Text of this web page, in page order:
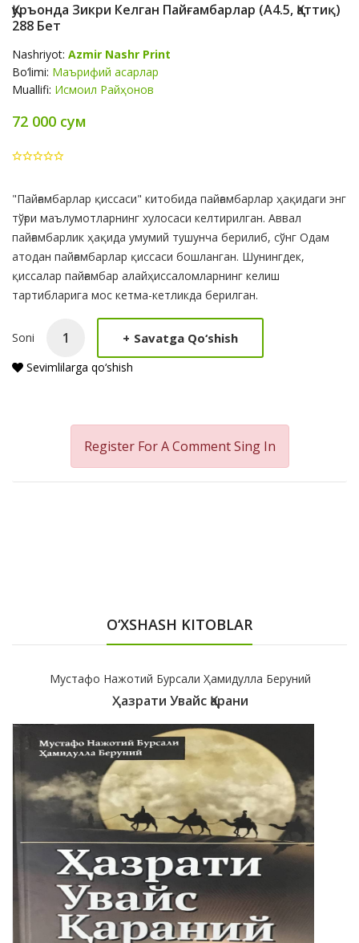
Қуръонда Зикри Келган Пайғамбарлар (А4.5, Қаттиқ)
288 Бет
Nashriyot: Azmir Nashr Print
Bo‘limi: Маърифий асарлар
Muallifi: Исмоил Райҳонов
72 000 сум
Product
Summery
"Пайғамбарлар қиссаси" китобида пайғамбарлар ҳақидаги энг
тўғри маълумотларнинг хулосаси келтирилган. Аввал
пайғамбарлик ҳақида умумий тушунча берилиб, сўнг Одам
атодан пайғамбарлар қиссаси бошланган. Шунингдек,
қиссалар пайғамбар алайҳиссаломларнинг келиш
тартибларига мос кетма-кетликда берилган.
Soni + Savatga Qo‘shish
Sevimlilarga qo‘shish
Register For A CommentSing In
O‘XSHASH KITOBLAR
Мустафо Нажотий Бурсали Ҳамидулла Беруний
Ҳазрати Увайс Қарани